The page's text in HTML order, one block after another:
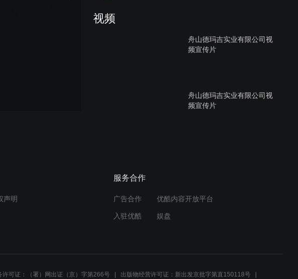
视频
舟山德玛吉实业有限公司视
频宣传片
舟山德玛吉实业有限公司视
频宣传片
视频宣传片
声明
服务合作
广告合作 优酷内容开放平台
入驻优酷 娱盘
许可证：（署）网出证（京）字第266号 出版物经营许可证：新出发京批字第直150118号